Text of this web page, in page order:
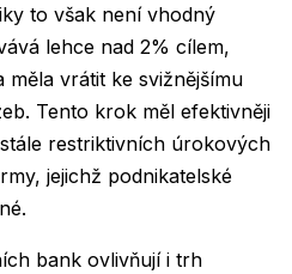
to však není vhodný
lehce nad 2% cílem,
vrátit ke svižnějšímu
Tento krok měl efektivněji
restriktivních úrokových
jejichž podnikatelské
bank ovlivňují i trh